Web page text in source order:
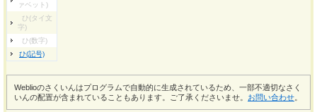
ァベット)
ひ(タイ文
字)
ひ(数字)
ひ(記号)
Weblioのさくいんはプログラムで自動的に生成されているため、一部不適切なさく
いんの配置が含まれていることもあります。ご了承くださいませ。 お問い合わせ